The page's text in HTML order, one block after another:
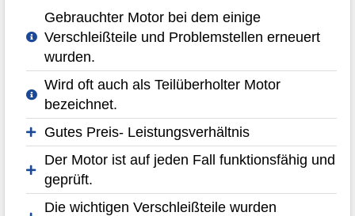
Gebrauchter Motor bei dem einige
Verschleißteile und Problemstellen erneuert
wurden.
Wird oft auch als Teilüberholter Motor
bezeichnet.
Gutes Preis- Leistungsverhältnis
Der Motor ist auf jeden Fall funktionsfähig und
geprüft.
Die wichtigen Verschleißteile wurden